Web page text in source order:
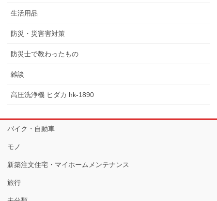
生活用品
防災・災害害対策
防災士で教わったもの
雑談
高圧洗浄機 ヒダカ hk-1890
バイク・自動車
モノ
新築注文住宅・マイホームメンテナンス
旅行